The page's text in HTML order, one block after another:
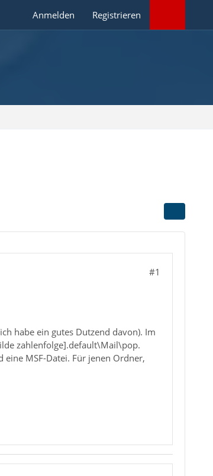
Anmelden Registrieren
#1
habe ein gutes Dutzend davon). Im
zahlenfolge].default\Mail\pop.
MSF-Datei. Für jenen Ordner,